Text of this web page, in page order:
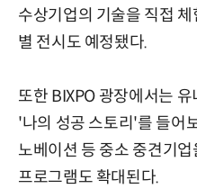
수상기업의 기술을 직접
별 전시도 예정됐다.
또한 BIXPO 광장에서는
'나의 성공 스토리'를 들어
노베이션 등 중소 중견기
프로그램도 확대된다.